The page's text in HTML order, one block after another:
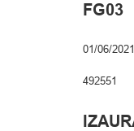
FG03
01/06/2021
492551